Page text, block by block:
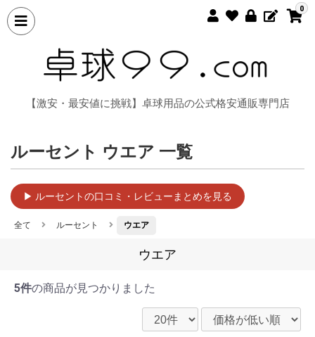
0
【激安・最安値に挑戦】卓球用品の公式格安通販専門店
ルーセント ウエア 一覧
▶ ルーセントの口コミ・レビューまとめを見る
全て ルーセント ウエア
ウエア
5件の商品が見つかりました